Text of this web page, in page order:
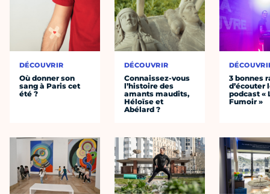
DÉCOUVRIR
Où donner son
sang à Paris cet
été ?
DÉCOUVRIR
Connaissez-vous
l’histoire des
amants maudits,
Héloïse et
Abélard ?
3 bonnes
d’écouter
podcast «
Fumoir »